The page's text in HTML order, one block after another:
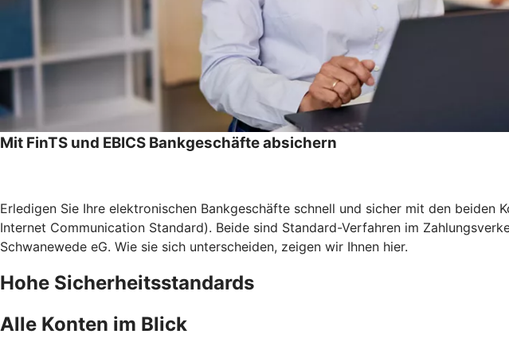
Mit FinTS und EBICS Bankgeschäfte absichern
Erledigen Sie Ihre elektronischen Bankgeschäfte schnell und sicher mit den beiden
Internet Communication Standard). Beide sind Standard-Verfahren im
Schwanewede eG. Wie sie sich unterscheiden, zeigen wir Ihnen hier.
Hohe Sicherheitsstandards
Alle Konten im Blick